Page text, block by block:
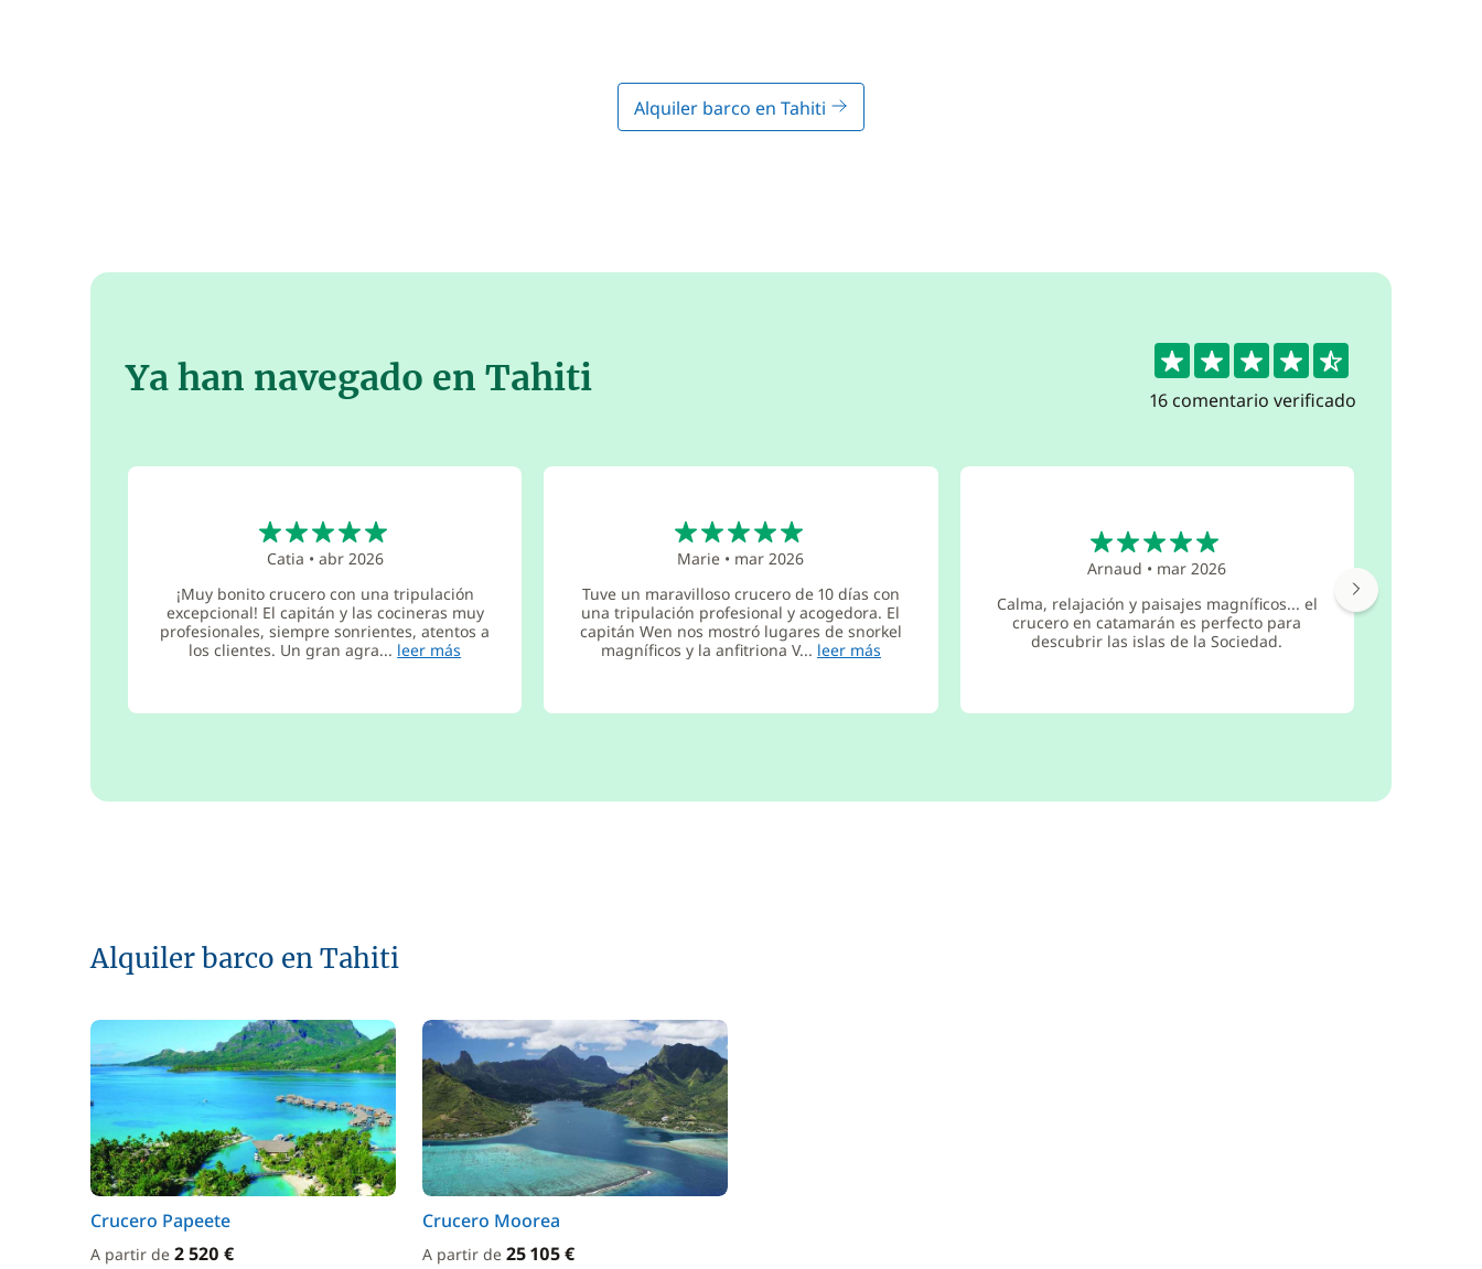
Alquiler barco en Tahiti
4.6
16 comentario verificado
Ya han navegado en Tahiti
Catia • abr 2026
¡Muy bonito crucero con una tripulación
excepcional! El capitán y las cocineras muy
profesionales, siempre sonrientes, atentos a
los clientes. Un gran agra... leer más
Marie • mar 2026
Tuve un maravilloso crucero de 10 días con
una tripulación profesional y acogedora. El
capitán Wen nos mostró lugares de snorkel
magníficos y la anfitriona V... leer más
Arnaud • mar 2026
Calma, relajación y paisajes magníficos... el
crucero en catamarán es perfecto para
descubrir las islas de la Sociedad.
Alquiler barco en Tahiti
Crucero Papeete
A partir de 2 520 €
Crucero Moorea
A partir de 25 105 €